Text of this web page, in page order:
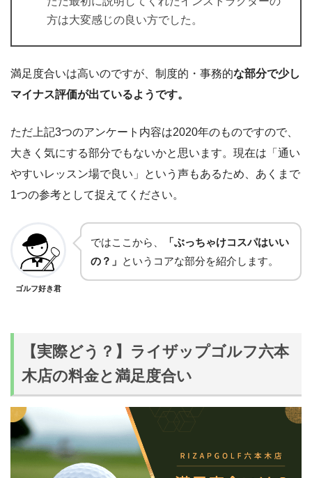
方は大変感じの良い方でした。
満足度合いは高いのですが、制度的・事務的な部分で少し
マイナス評価が出ているようです。
ただ上記3つのアンケート内容は2020年のものですので、
大きく気にする部分でもないかと思います。現在は「通い
やすいレッスン場で良い」という声もあるため、あくまで
1つの参考として捉えてください。
ゴルフ好き君
ではここから、
「ぶっちゃけコスパはいい
の？」 というコアな部分を紹介します。
【実際どう？】ライザップゴルフ六本
木店の料金と満足度合い